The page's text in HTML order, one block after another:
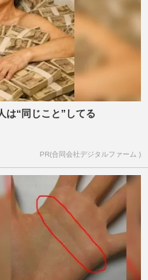
は“同じこと”してる
PR(合同会社デジタルファーム )